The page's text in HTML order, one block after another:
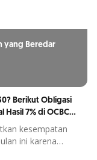
yang Beredar
Berikut Obligasi
7% di OCBC
kesempatan
ini karena
berakhir?